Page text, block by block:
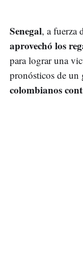
Senegal, a fuerza
aprovechó los
para lograr una
pronósticos de un
colombianos